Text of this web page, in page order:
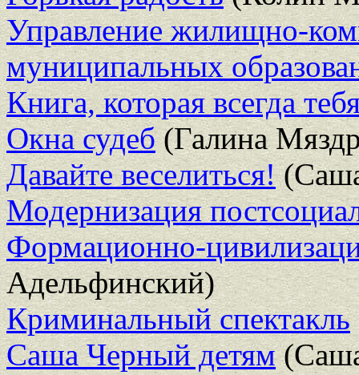
Управление жилищно-
муниципальных
Книга, которая всегда
Окна судеб(Галина
Давайте веселиться!
Модернизация
Формационно-
Адельфинский)
Криминальный спектакль
Саша Черный детям